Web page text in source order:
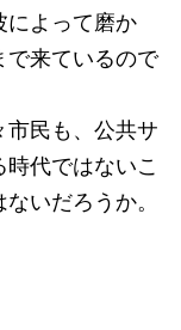
によって磨か
で来ているので
民も、公共サ
代ではないこ
いだろうか。